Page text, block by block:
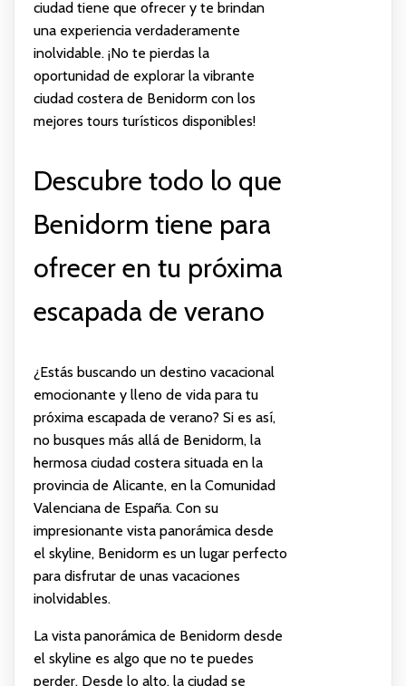
ciudad tiene que ofrecer y te brindan
una experiencia verdaderamente
inolvidable. ¡No te pierdas la
oportunidad de explorar la vibrante
ciudad costera de Benidorm con los
mejores tours turísticos disponibles!
Descubre todo lo que
Benidorm tiene para
ofrecer en tu próxima
escapada de verano
¿Estás buscando un destino vacacional
emocionante y lleno de vida para tu
próxima escapada de verano? Si es así,
no busques más allá de Benidorm, la
hermosa ciudad costera situada en la
provincia de Alicante, en la Comunidad
Valenciana de España. Con su
impresionante vista panorámica desde
el skyline, Benidorm es un lugar perfecto
para disfrutar de unas vacaciones
inolvidables.
La vista panorámica de Benidorm desde
el skyline es algo que no te puedes
perder. Desde lo alto, la ciudad se